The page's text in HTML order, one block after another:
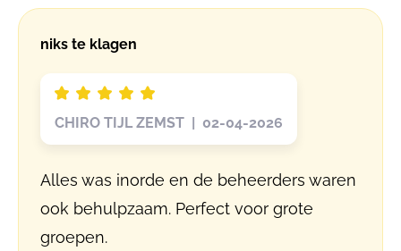
niks te klagen
CHIRO TIJL ZEMST | 02-04-2026
Alles was inorde en de beheerders waren
ook behulpzaam. Perfect voor grote
groepen.